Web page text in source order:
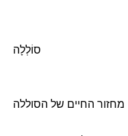
סוֹלְלָה
מחזור החיים של הסוללה